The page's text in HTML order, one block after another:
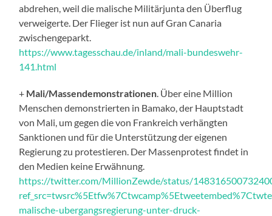
abdrehen, weil die malische Militärjunta den Überflug
verweigerte. Der Flieger ist nun auf Gran Canaria
zwischengeparkt.
https://www.tagesschau.de/inland/mali-bundeswehr-
141.html
+ Mali/Massendemonstrationen . Über eine Million
Menschen demonstrierten in Bamako, der Hauptstadt
von Mali, um gegen die von Frankreich verhängten
Sanktionen und für die Unterstützung der eigenen
Regierung zu protestieren. Der Massenprotest findet in
den Medien keine Erwähnung.
https://twitter.com/MillionZewde/status/
malische-ubergangsregierung-unter-druck-